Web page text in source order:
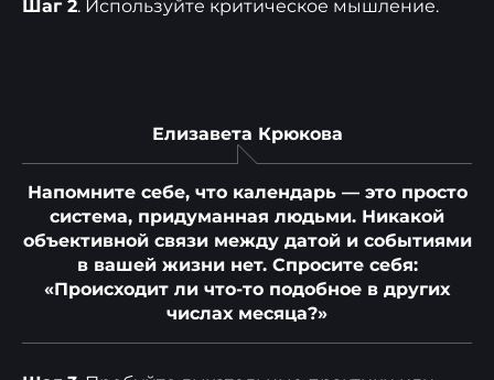
Шаг 2. Используйте критическое мышление.
Елизавета Крюкова
Напомните себе, что календарь — это просто
система, придуманная людьми. Никакой
объективной связи между датой и событиями
в вашей жизни нет. Спросите себя:
«Происходит ли что-то подобное в других
числах месяца?»